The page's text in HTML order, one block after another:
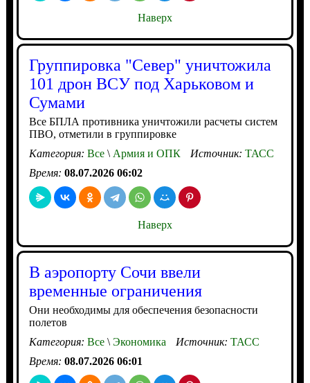
Наверх
Группировка "Север" уничтожила
101 дрон ВСУ под Харьковом и
Сумами
Все БПЛА противника уничтожили расчеты систем
ПВО, отметили в группировке
Категория: Все\Армия и ОПК Источник: ТАСС
Время: 08.07.2026 06:02
Наверх
В аэропорту Сочи ввели
временные ограничения
Они необходимы для обеспечения безопасности
полетов
Категория: Все\Экономика Источник: ТАСС
Время: 08.07.2026 06:01